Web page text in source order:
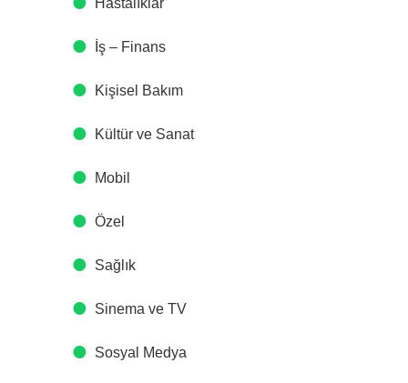
Hastalıklar
İş – Finans
Kişisel Bakım
Kültür ve Sanat
Mobil
Özel
Sağlık
Sinema ve TV
Sosyal Medya